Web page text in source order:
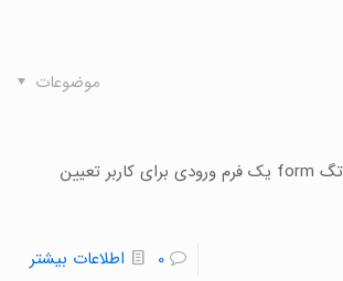
موضوعات
در این بخش از آموزش Html تگ Form و تگ Input را آموزش می‌دهیم. تگ Form تگ form یک فرم ورودی برای کاربر تعیین
0 اطلاعات بیشتر